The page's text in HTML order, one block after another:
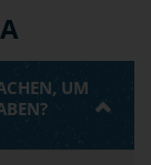
UM